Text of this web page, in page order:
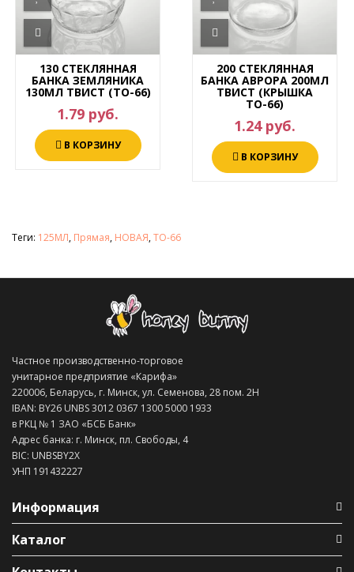
130 СТЕКЛЯННАЯ
БАНКА ЗЕМЛЯНИКА
130МЛ ТВИСТ (ТО-66)
1.79 руб.
В КОРЗИНУ
200 СТЕКЛЯННАЯ
БАНКА АВРОРА 200МЛ
ТВИСТ (КРЫШКА
ТО-66)
1.24 руб.
В КОРЗИНУ
Теги: 125МЛ, Прямая, НОВАЯ,ТО-66
Частное производственно-торговое
унитарное предприятие «Карифа»
220006, Беларусь, г. Минск, ул. Семенова, 28 пом. 2Н
IBAN: BY26 UNBS 3012 0367 1300 5000 1933
в РКЦ № 1 ЗАО «БСБ Банк»
Адрес банка: г. Минск, пл. Свободы, 4
BIC: UNBSBY2X
УНП 191432227
Информация
Каталог